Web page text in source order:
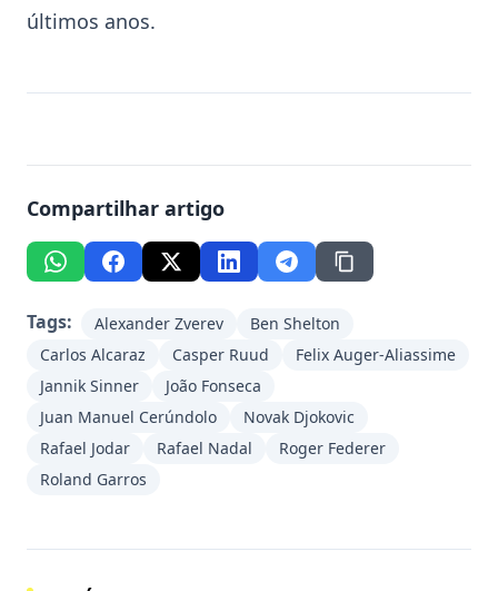
últimos anos.
Compartilhar artigo
Tags: Alexander Zverev
Ben Shelton
Carlos Alcaraz
Casper Ruud
Felix Auger-Aliassime
Jannik Sinner
João Fonseca
Juan Manuel Cerúndolo
Novak Djokovic
Rafael Jodar
Rafael Nadal
Roger Federer
Roland Garros